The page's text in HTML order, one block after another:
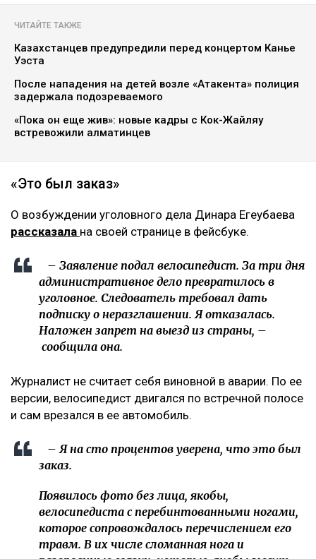
ЧИТАЙТЕ ТАКЖЕ
Казахстанцев предупредили перед концертом Канье
Уэста
После нападения на детей возле «Атакента» полиция
задержала подозреваемого
«Пока он еще жив»: новые кадры с Кок-Жайляу
встревожили алматинцев
«Это был заказ»
О возбуждении уголовного дела Динара Егеубаева
рассказала на своей странице в фейсбуке.
– Заявление подал велосипедист. За три дня
административное дело превратилось в
уголовное. Следователь требовал дать
подписку о неразглашении. Я отказалась.
Наложен запрет на выезд из страны, –
сообщила она.
Журналист не считает себя виновной в аварии. По ее
версии, велосипедист двигался по встречной полосе
и сам врезался в ее автомобиль.
– Я на сто процентов уверена, что это был
заказ.
Появилось фото без лица, якобы,
велосипедиста с перебинтованными ногами,
которое сопровождалось перечислением его
травм. В их числе сломанная нога и